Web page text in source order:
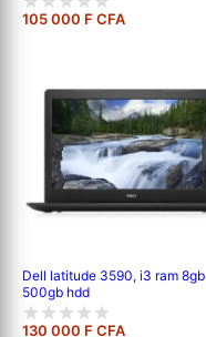
105 000 F CFA
Dell latitude 3590, i3 ram 8gb
500gb hdd
130 000 F CFA